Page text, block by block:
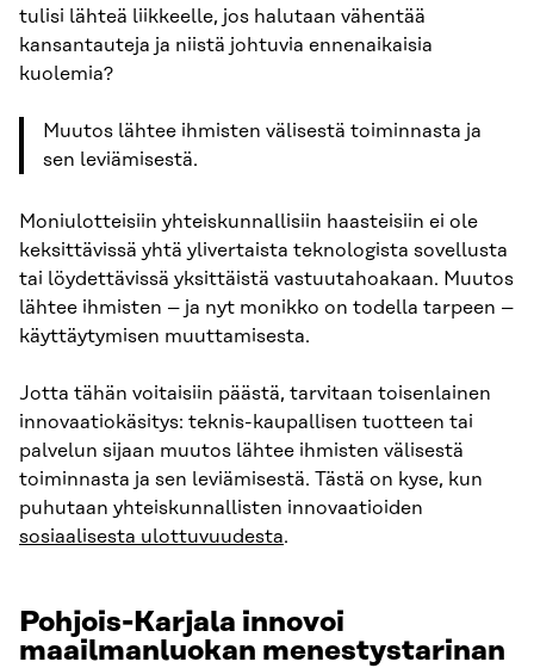
tulisi lähteä liikkeelle, jos halutaan vähentää
kansantauteja ja niistä johtuvia ennenaikaisia
kuolemia?
Muutos lähtee ihmisten välisestä toiminnasta ja
sen leviämisestä.
Moniulotteisiin yhteiskunnallisiin haasteisiin ei ole
keksittävissä yhtä ylivertaista teknologista sovellusta
tai löydettävissä yksittäistä vastuutahoakaan. Muutos
lähtee ihmisten – ja nyt monikko on todella tarpeen –
käyttäytymisen muuttamisesta.
Jotta tähän voitaisiin päästä, tarvitaan toisenlainen
innovaatiokäsitys: teknis-kaupallisen tuotteen tai
palvelun sijaan muutos lähtee ihmisten välisestä
toiminnasta ja sen leviämisestä. Tästä on kyse, kun
puhutaan yhteiskunnallisten innovaatioiden
sosiaalisesta ulottuvuudesta.
Pohjois-Karjala innovoi
maailmanluokan menestystarinan